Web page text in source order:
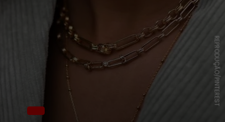
REPRODUÇÃO/PINTEREST